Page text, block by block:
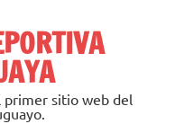
primer sitio web del